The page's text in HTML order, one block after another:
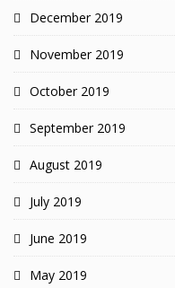
December 2019
November 2019
October 2019
September 2019
August 2019
July 2019
June 2019
May 2019